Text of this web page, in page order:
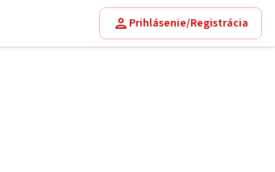
Prihlásenie/Registrácia